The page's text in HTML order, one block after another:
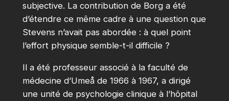
subjective. La contribution de Borg a été
d’étendre ce même cadre à une question que
Stevens n’avait pas abordée : à quel point
l’effort physique semble-t-il difficile ?
Il a été professeur associé à la faculté de
médecine d’Umeå de 1966 à 1967, a dirigé
une unité de psychologie clinique à l’hôpital